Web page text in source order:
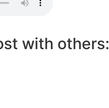
with others: